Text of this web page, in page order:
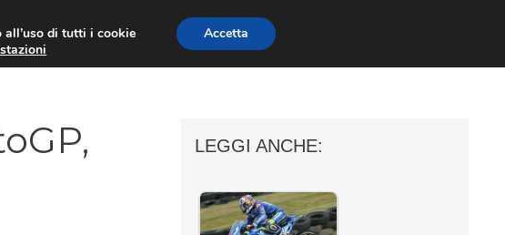
ACCESSORI MOTO MOTO GP
LEGGI ANCHE:
all’uso di tutti i cookie
Accetta